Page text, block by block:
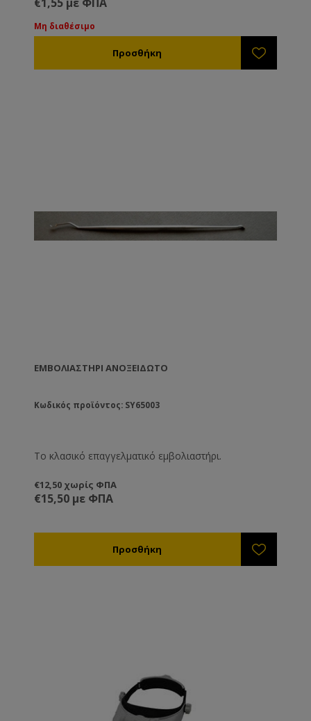
Μη διαθέσιμο
ΕΜΒΟΛΙΑΣΤΉΡΙ ΑΝΟΞΕΊΔΩΤΟ
Κωδικός προϊόντος: SY65003
Το κλασικό επαγγελματικό εμβολιαστήρι.
€12,50 χωρίς ΦΠΑ
€15,50 με ΦΠΑ